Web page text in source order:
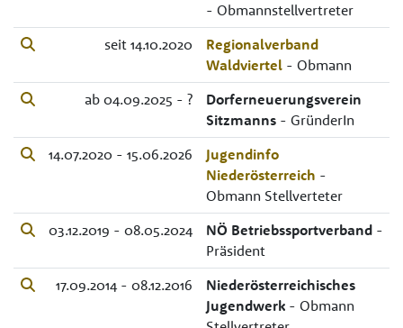
- Obmannstellvertreter
seit 14.10.2020
Regionalverband
Waldviertel- Obmann
ab 04.09.2025 - ?
Dorferneuerungsverein
Sitzmanns- GründerIn
14.07.2020 - 15.06.2026
Jugendinfo
Niederösterreich -
Obmann Stellverteter
03.12.2019 - 08.05.2024
NÖ Betriebssportverband-
Präsident
17.09.2014 - 08.12.2016
Niederösterreichisches
Jugendwerk- Obmann